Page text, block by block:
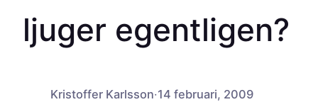
ljuger egentligen?
Kristoffer Karlsson·14 februari, 2009